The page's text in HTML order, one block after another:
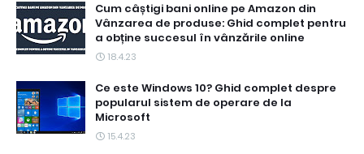
Cum câștigi bani online pe Amazon din
Vânzarea de produse: Ghid complet pentru
a obține succesul în vânzările online
18.4.23
Ce este Windows 10? Ghid complet despre
popularul sistem de operare de la
Microsoft
15.4.23